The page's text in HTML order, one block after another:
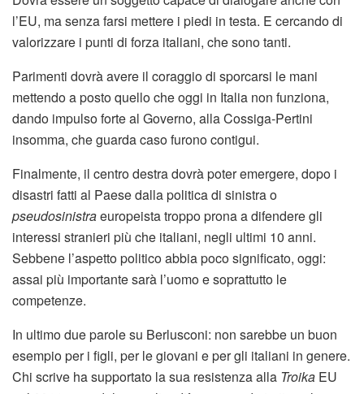
l’EU, ma senza farsi mettere i piedi in testa. E cercando di
valorizzare i punti di forza italiani, che sono tanti.
Parimenti dovrà avere il coraggio di sporcarsi le mani
mettendo a posto quello che oggi in Italia non funziona,
dando impulso forte al Governo, alla Cossiga-Pertini
insomma, che guarda caso furono contigui.
Finalmente, il centro destra dovrà poter emergere, dopo i
disastri fatti al Paese dalla politica di sinistra o
pseudosinistraeuropeista troppo prona a difendere gli
interessi stranieri più che italiani, negli ultimi 10 anni.
Sebbene l’aspetto politico abbia poco significato, oggi:
assai più importante sarà l’uomo e soprattutto le
competenze.
In ultimo due parole su Berlusconi: non sarebbe un buon
esempio per i figli, per le giovani e per gli italiani in genere.
Chi scrive ha supportato la sua resistenza alla Troika EU